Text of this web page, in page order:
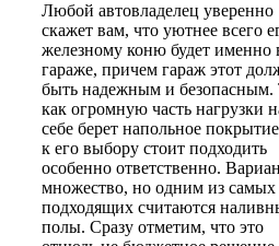
Любой автовладелец уверенно
скажет вам, что уютнее всего
железному коню будет именно
гараже, причем гараж этот
быть надежным и безопасным.
как огромную часть нагрузки
себе берет напольное
к его выбору стоит подходить
особенно ответственно.
множество, но одним из самых
подходящих считаются
полы. Сразу отметим, что это